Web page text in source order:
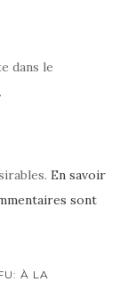
dans le
En savoir
sont
À LA